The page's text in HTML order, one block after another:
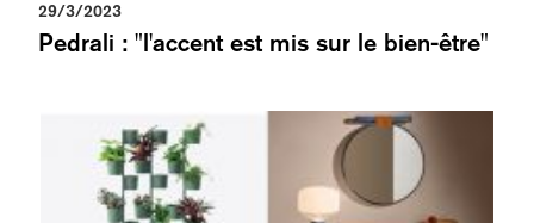
29/3/2023
Pedrali : "l'accent est mis sur le bien-être"